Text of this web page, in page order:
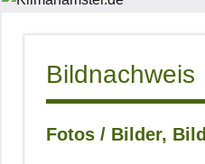
Bildnachweis
Fotos / Bilder,